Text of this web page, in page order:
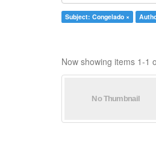
Subject: Congelado ×
Now showing items 1-1